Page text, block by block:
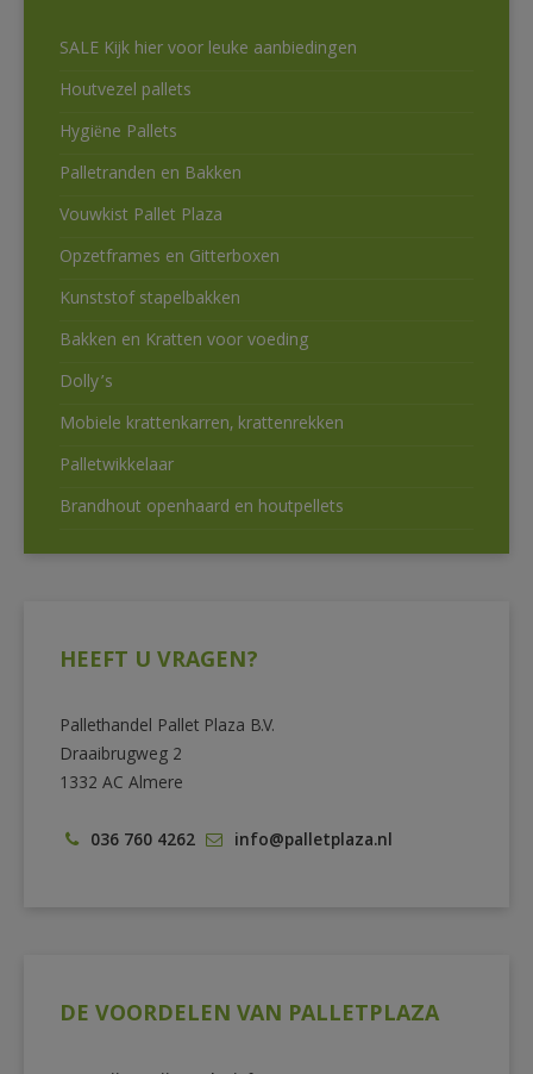
SALE Kijk hier voor leuke aanbiedingen
Houtvezel pallets
Hygiëne Pallets
Palletranden en Bakken
Vouwkist Pallet Plaza
Opzetframes en Gitterboxen
Kunststof stapelbakken
Bakken en Kratten voor voeding
Dolly’s
Mobiele krattenkarren, krattenrekken
Palletwikkelaar
Brandhout openhaard en houtpellets
HEEFT U VRAGEN?
Pallethandel Pallet Plaza B.V.
Draaibrugweg 2
1332 AC Almere
036 760 4262 info@palletplaza.nl
DE VOORDELEN VAN PALLETPLAZA